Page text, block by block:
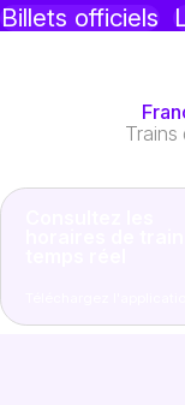
Billets officiels